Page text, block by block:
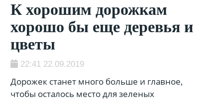
К хорошим дорожкам
хорошо бы еще деревья и
цветы
22:41 22.09.2019
Дорожек станет много больше и главное,
чтобы осталось место для зеленых